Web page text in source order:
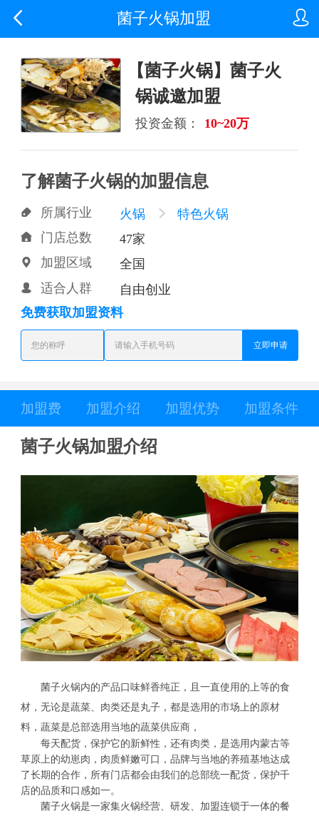

 菌子火锅加盟
【菌子火锅】菌子火
锅诚邀加盟
投资金额： 10~20万
了解菌子火锅的加盟信息
 所属行业 火锅  特色火锅
 门店总数 47家
 加盟区域 全国
 适合人群
自由创业
免费获取加盟资料
立即申请
加盟费 加盟介绍 加盟优势 加盟条件
菌子火锅加盟介绍
菌子火锅内的产品口味鲜香纯正，且一直使用的上等的食
材，无论是蔬菜、肉类还是丸子，都是选用的市场上的原材
料，蔬菜是总部选用当地的蔬菜供应商，
每天配货，保护它的新鲜性，还有肉类，是选用内蒙古等
草原上的幼崽肉，肉质鲜嫩可口，品牌与当地的养殖基地达成
了长期的合作，所有门店都会由我们的总部统一配货，保护千
店的品质和口感如一。
菌子火锅是一家集火锅经营、研发、加盟连锁于一体的餐